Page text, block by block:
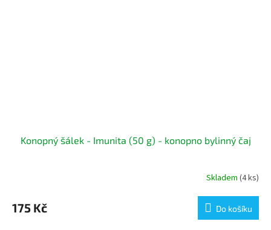
Konopný šálek - Imunita (50 g) - konopno bylinný čaj
Skladem (4 ks)
175 Kč Do košíku